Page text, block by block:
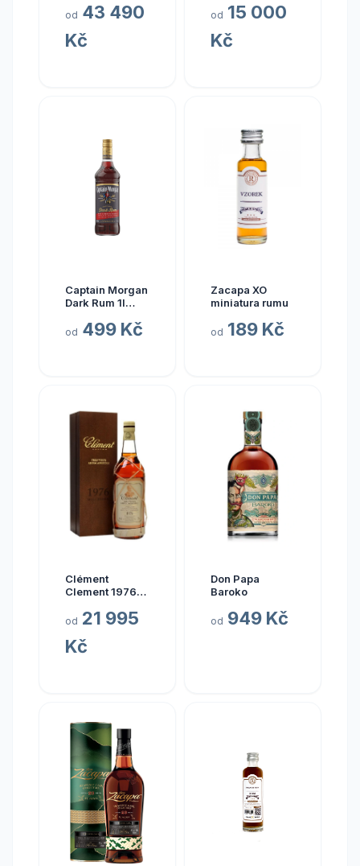
1977 45yo (3rd
od 43 490
Kč
Sada Single
Cellar 2024
od 15 000
Kč
Captain Morgan
Dark Rum 1l
od 499 Kč
Zacapa XO
miniatura rumu
od 189 Kč
Clément
Clement 1976
od 21 995
Kč
Don Papa
Baroko
od 949 Kč